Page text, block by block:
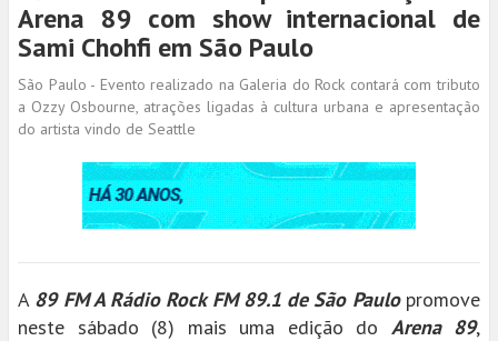
Arena 89 com show internacional de
Sami Chohfi em São Paulo
São Paulo - Evento realizado na Galeria do Rock contará com tributo
a Ozzy Osbourne, atrações ligadas à cultura urbana e apresentação
do artista vindo de Seattle
A 89 FM A Rádio Rock FM 89.1 de São Paulopromove
neste sábado (8) mais uma edição do Arena 89,